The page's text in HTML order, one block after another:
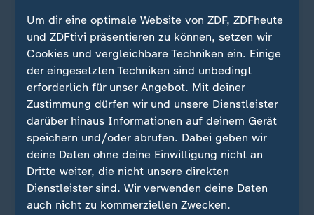
Quelle: Reuters
Um dir eine optimale Website von ZDF, ZDFheute
und ZDFtivi präsentieren zu können, setzen wir
Cookies und vergleichbare Techniken ein. Einige
der eingesetzten Techniken sind unbedingt
erforderlich für unser Angebot. Mit deiner
Zustimmung dürfen wir und unsere Dienstleister
darüber hinaus Informationen auf deinem Gerät
speichern und/oder abrufen. Dabei geben wir
deine Daten ohne deine Einwilligung nicht an
Dritte weiter, die nicht unsere direkten
Dienstleister sind. Wir verwenden deine Daten
auch nicht zu kommerziellen Zwecken.